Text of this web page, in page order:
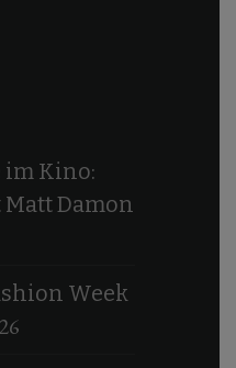
im Kino:
Damon
Week